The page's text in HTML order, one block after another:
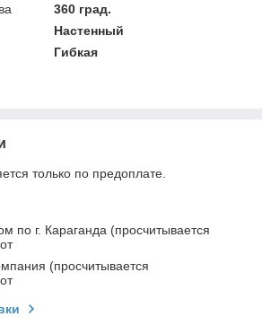
360 град.
Настенный
Гибкая
только по предоплате.
по г. Караганда (просчитывается
(просчитывается